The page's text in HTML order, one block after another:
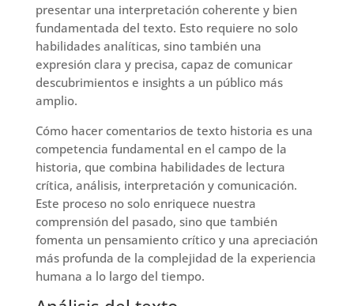
presentar una interpretación coherente y bien
fundamentada del texto. Esto requiere no solo
habilidades analíticas, sino también una
expresión clara y precisa, capaz de comunicar
descubrimientos e insights a un público más
amplio.
Cómo hacer comentarios de texto historia es una
competencia fundamental en el campo de la
historia, que combina habilidades de lectura
crítica, análisis, interpretación y comunicación.
Este proceso no solo enriquece nuestra
comprensión del pasado, sino que también
fomenta un pensamiento crítico y una apreciación
más profunda de la complejidad de la experiencia
humana a lo largo del tiempo.